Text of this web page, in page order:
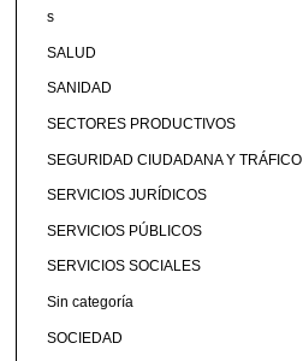
s
SALUD
SANIDAD
SECTORES PRODUCTIVOS
SEGURIDAD CIUDADANA Y TRÁFICO
SERVICIOS JURÍDICOS
SERVICIOS PÚBLICOS
SERVICIOS SOCIALES
Sin categoría
SOCIEDAD